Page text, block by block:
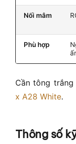
Nối mâm
Phù hợp
Cần tông trắng
x A28 White.
Thông số